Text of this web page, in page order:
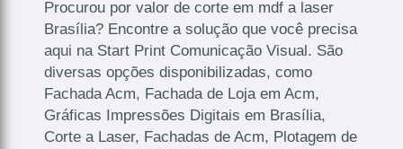
Procurou por valor de corte em mdf a laser
Brasília? Encontre a solução que você precisa
aqui na Start Print Comunicação Visual. São
diversas opções disponibilizadas, como
Fachada Acm, Fachada de Loja em Acm,
Gráficas Impressões Digitais em Brasília,
Corte a Laser, Fachadas de Acm, Plotagem de